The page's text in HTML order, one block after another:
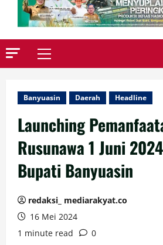
Primary
Banyuasin Daerah Headline
Launching
Rusunawa 1 Juni
Bupati Banyuasin
redaksi_ mediarakyat.co
16 Mei 2024
1 minute read
0